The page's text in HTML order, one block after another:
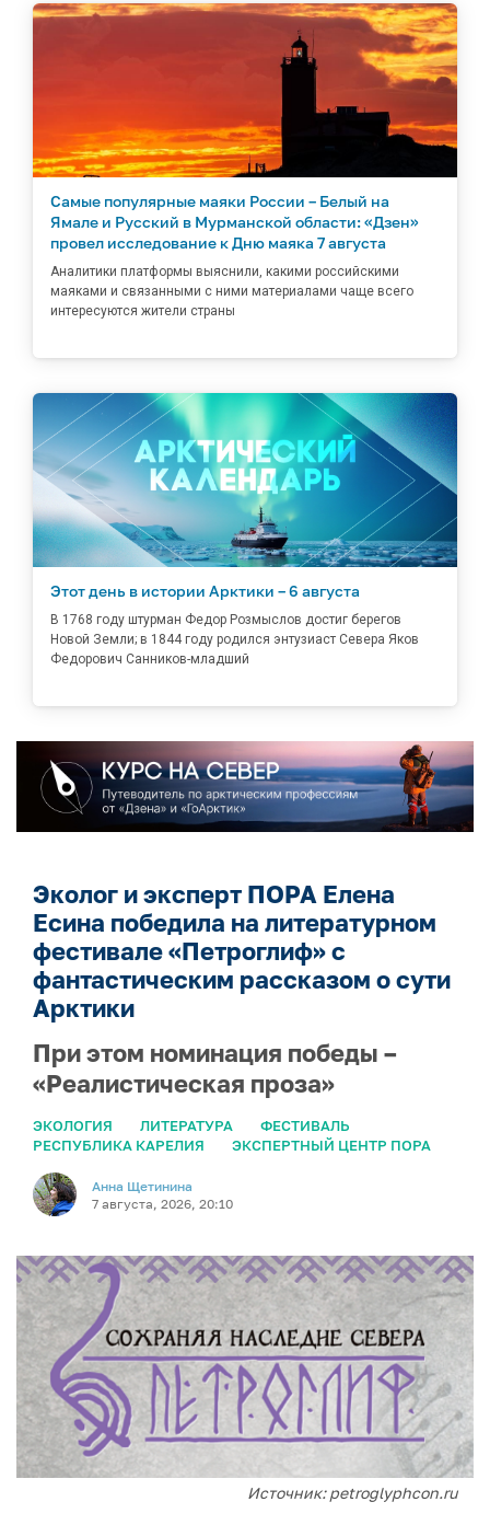
Самые популярные маяки России – Белый на
Ямале и Русский в Мурманской области: «Дзен»
провел исследование к Дню маяка 7 августа
Аналитики платформы выяснили, какими российскими
маяками и связанными с ними материалами чаще всего
интересуются жители страны
Этот день в истории Арктики – 6 августа
В 1768 году штурман Федор Розмыслов достиг берегов
Новой Земли; в 1844 году родился энтузиаст Севера Яков
Федорович Санников-младший
Эколог и эксперт ПОРА Елена
Есина победила на литературном
фестивале «Петроглиф» с
фантастическим рассказом о сути
Арктики
При этом номинация победы –
«Реалистическая проза»
ЭКОЛОГИЯ ЛИТЕРАТУРА
ФЕСТИВАЛЬ
РЕСПУБЛИКА КАРЕЛИЯ
ЭКСПЕРТНЫЙ ЦЕНТР ПОРА
Анна Щетинина
7 августа, 2026, 20:10
Источник: petroglyphcon.ru